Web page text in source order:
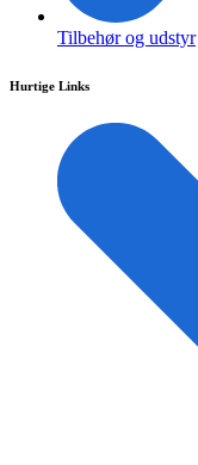
Tilbehør og udstyr
Hurtige Links